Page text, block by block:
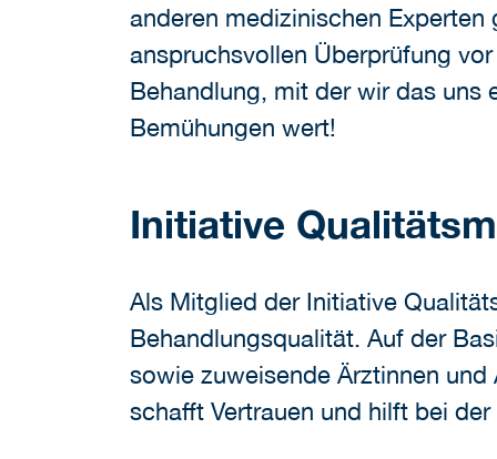
anderen medizinischen
anspruchsvollen Überprüfung
Behandlung, mit der wir das uns
Bemühungen wert!
Initiative
Als Mitglied der Initiative
Behandlungsqualität. Auf der
sowie zuweisende Ärztinnen
schafft Vertrauen und hilft bei